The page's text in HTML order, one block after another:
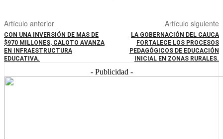
Artículo anterior
CON UNA INVERSIÓN DE MAS DE
$970 MILLONES, CALOTO AVANZA
EN INFRAESTRUCTURA
EDUCATIVA.
Artículo siguiente
LA GOBERNACIÓN DEL CAUCA
FORTALECE LOS PROCESOS
PEDAGÓGICOS DE EDUCACIÓN
INICIAL EN ZONAS RURALES.
- Publicidad -